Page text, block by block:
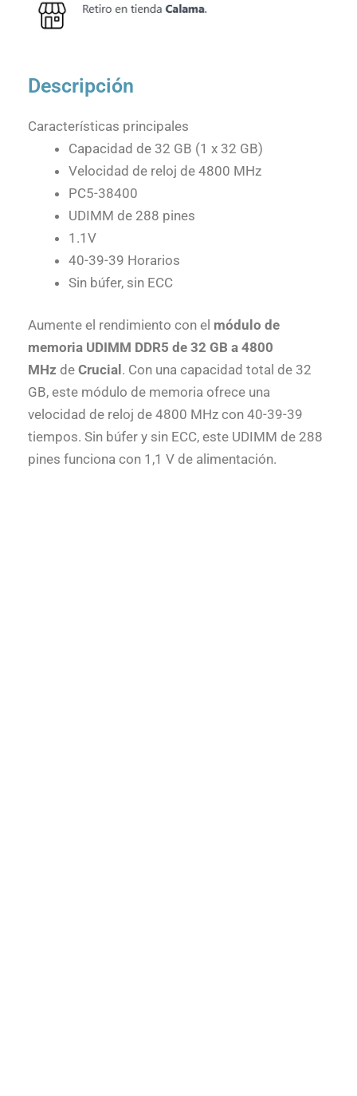
Descripción
Características principales
Capacidad de 32 GB (1 x 32 GB)
Velocidad de reloj de 4800 MHz
PC5-38400
UDIMM de 288 pines
1.1V
40-39-39 Horarios
Sin búfer, sin ECC
Aumente el rendimiento con el módulo de
memoria UDIMM DDR5 de 32 GB a 4800
MHz de Crucial . Con una capacidad total de 32
GB, este módulo de memoria ofrece una
velocidad de reloj de 4800 MHz con 40-39-39
tiempos. Sin búfer y sin ECC, este UDIMM de 288
pines funciona con 1,1 V de alimentación.